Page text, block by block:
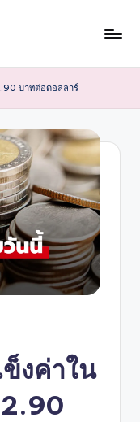
บาทต่อดอลลาร์
งค่าใน